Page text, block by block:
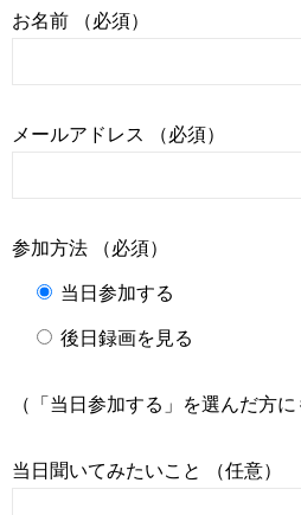
お名前 （必須）
メールアドレス （必須）
参加方法 （必須）
当日参加する
後日録画を見る
（「当日参加する」を選んだ方
当日聞いてみたいこと （任意）